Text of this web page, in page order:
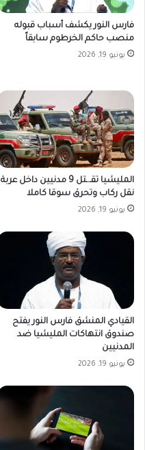
فارس النور يكشف أسباب قبوله
منصب حاكم الخرطوم سابقاً
يونيو 19, 2026
المليشيا تقـ.ـتل 9 مدنيين داخل عربة
نقل ركاب وتحرق سوقا كاملا
يونيو 19, 2026
القيادي المنشق فارس النور يفتح
صندوق انتهاكات المليشيا ضد
المدنيين
يونيو 19, 2026